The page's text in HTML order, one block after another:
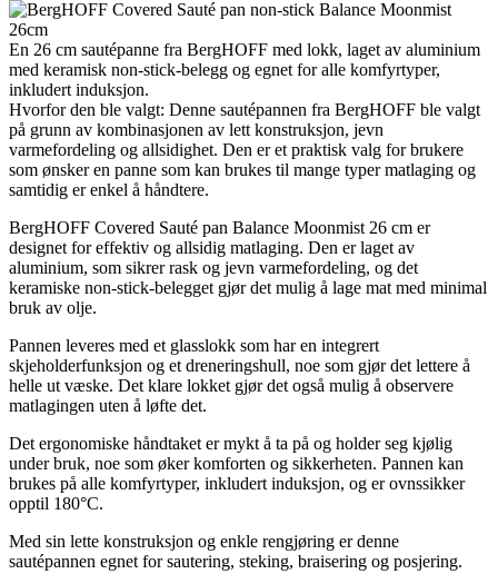
En 26 cm sautépanne fra BergHOFF med lokk, laget av aluminium
med keramisk non-stick-belegg og egnet for alle komfyrtyper,
inkludert induksjon.
Hvorfor den ble valgt: Denne sautépannen fra BergHOFF ble valgt
på grunn av kombinasjonen av lett konstruksjon, jevn
varmefordeling og allsidighet. Den er et praktisk valg for brukere
som ønsker en panne som kan brukes til mange typer matlaging og
samtidig er enkel å håndtere.
BergHOFF Covered Sauté pan Balance Moonmist 26 cm er
designet for effektiv og allsidig matlaging. Den er laget av
aluminium, som sikrer rask og jevn varmefordeling, og det
keramiske non-stick-belegget gjør det mulig å lage mat med minimal
bruk av olje.
Pannen leveres med et glasslokk som har en integrert
skjeholderfunksjon og et dreneringshull, noe som gjør det lettere å
helle ut væske. Det klare lokket gjør det også mulig å observere
matlagingen uten å løfte det.
Det ergonomiske håndtaket er mykt å ta på og holder seg kjølig
under bruk, noe som øker komforten og sikkerheten. Pannen kan
brukes på alle komfyrtyper, inkludert induksjon, og er ovnssikker
opptil 180°C.
Med sin lette konstruksjon og enkle rengjøring er denne
sautépannen egnet for sautering, steking, braisering og posjering.